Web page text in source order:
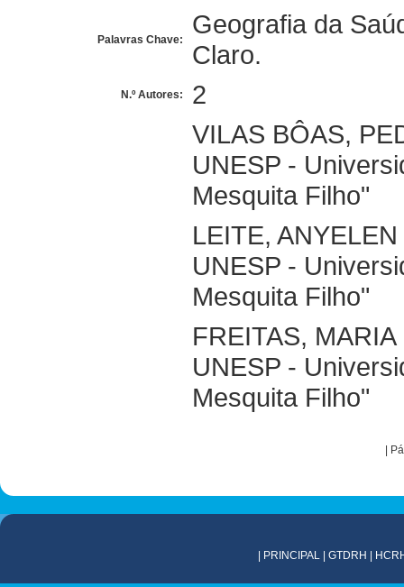
Palavras Chave:
Geografia da
Claro.
N.º Autores:
2
VILAS BÔAS,
UNESP -
Mesquita Filho"
LEITE,
UNESP -
Mesquita Filho"
FREITAS,
UNESP -
Mesquita Filho"
PRINCIPAL| GTDRH